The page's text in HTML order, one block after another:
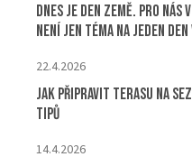
Dnes je Den Země. Pro
není jen téma na jeden
22.4.2026
Jak připravit terasu na
tipů
14.4.2026